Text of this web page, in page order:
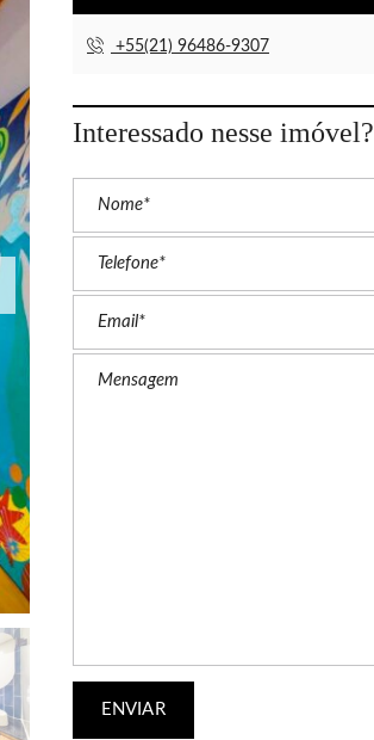
+55(21) 96486-9307
Interessado nesse imóvel?